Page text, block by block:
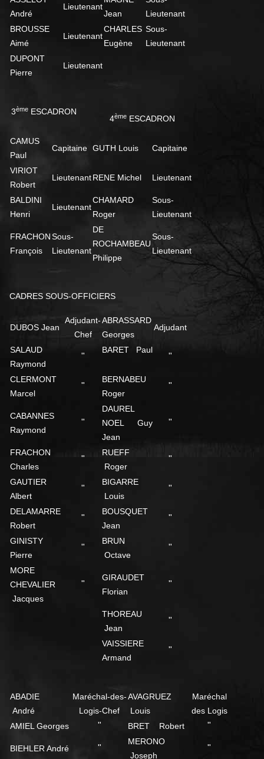
André
Lieutenant
Jean
Lieutenant
BROUSSE
Aimé
Lieutenant
CHARLES
Eugène
Sous-
Lieutenant
DUPONT
Pierre
Lieutenant
3èmeESCADRON
4èmeESCADRON
CAMUS
Paul
Capitaine GUTH Louis Capitaine
VIRIOT
Robert
LieutenantRENE Michel Lieutenant
BALDINI
Henri
Lieutenant
CHAMARD
Roger
Sous-
Lieutenant
FRACHON
François
Sous-
Lieutenant
DE
ROCHAMBEAU
Philippe
Sous-
Lieutenant
CADRES SOUS-OFFICIERS
DUBOS Jean
Adjudant-
Chef
ABRASSARD
Georges
Adjudant
SALAUD
Raymond
"
BARET Paul
"
CLERMONT
Marcel
"
BERNABEU
Roger
"
CABANNES
Raymond
"
DAUREL
NOEL Guy
Jean
"
FRACHON
Charles
"
RUEFF
Roger
"
GAUTIER
Albert
"
BIGARRE
Louis
"
DELAMARRE
Robert
"
BOUSQUET
Jean
"
GINISTY
Pierre
"
BRUN
Octave
"
MORE
CHEVALIER
Jacques
"
GIRAUDET
Florian
"
THOREAU
Jean
"
VAISSIERE
Armand
"
ABADIE
André
Maréchal-des-
Logis-Chef
AVAGRUEZ
Louis
Maréchal
des Logis
AMIEL Georges
" BRET Robert "
BIEHLER André "
MERONO
Joseph
"